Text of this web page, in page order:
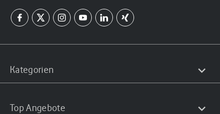
Kategorien
Top Angebote